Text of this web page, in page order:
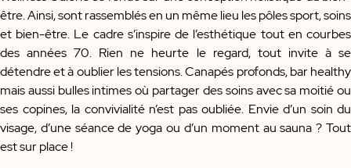
être. Ainsi, sont rassemblés en un même lieu les pôles sport, soins
et bien-être. Le cadre s’inspire de l’esthétique tout en courbes
des années 70. Rien ne heurte le regard, tout invite à se
détendre et à oublier les tensions. Canapés profonds, bar healthy
mais aussi bulles intimes où partager des soins avec sa moitié ou
ses copines, la convivialité n’est pas oubliée. Envie d’un soin du
visage, d’une séance de yoga ou d’un moment au sauna ? Tout
est sur place !